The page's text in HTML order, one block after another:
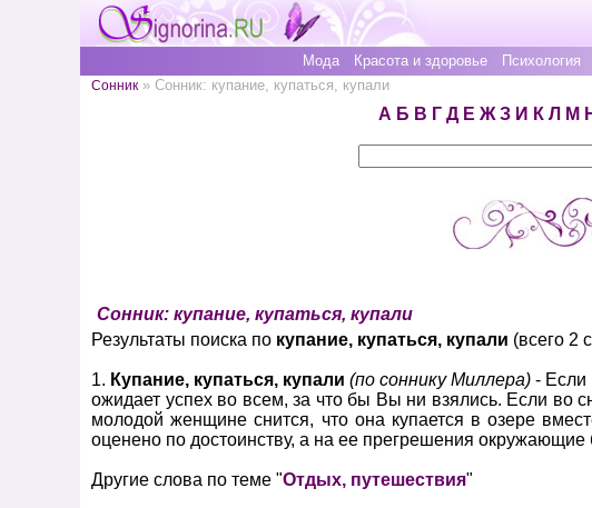
Мода Красота и здоровье Психология
Сонник » Сонник: купание, купаться, купали
А Б В Г Д Е Ж З И К Л М
Сонник: купание, купаться, купали
Результаты поиска по купание, купаться, купали (всего 2
1. Купание, купаться, купали(по соннику Миллера) - Если
ожидает успех во всем, за что бы Вы ни взялись. Если во
молодой женщине снится, что она купается в озере
оценено по достоинству, а на ее прегрешения окружающие
Другие слова по теме "Отдых, путешествия"